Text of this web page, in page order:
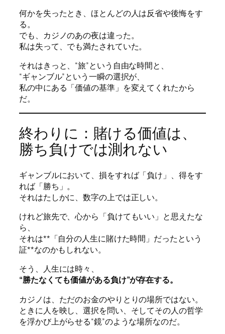
何かを失ったとき、ほとんどの人は反省や後悔をす
る。
でも、カジノのあの夜は違った。
私は失って、でも満たされていた。
それはきっと、“旅”という自由な時間と、
“ギャンブル”という一瞬の選択が、
私の中にある「価値の基準」を変えてくれたから
だ。
終わりに：賭ける価値は、
勝ち負けでは測れない
ギャンブルにおいて、損をすれば「負け」、得をす
れば「勝ち」。
それはたしかに、数字の上では正しい。
けれど旅先で、心から「負けてもいい」と思えたな
ら、
それは**「自分の人生に賭けた時間」だったという
証**なのかもしれない。
そう、人生には時々、
“勝たなくても価値がある負け”が存在する。
カジノは、ただのお金のやりとりの場所ではない。
ときに人を映し、選択を問い、そしてその人の哲学
を浮かび上がらせる“鏡”のような場所なのだ。